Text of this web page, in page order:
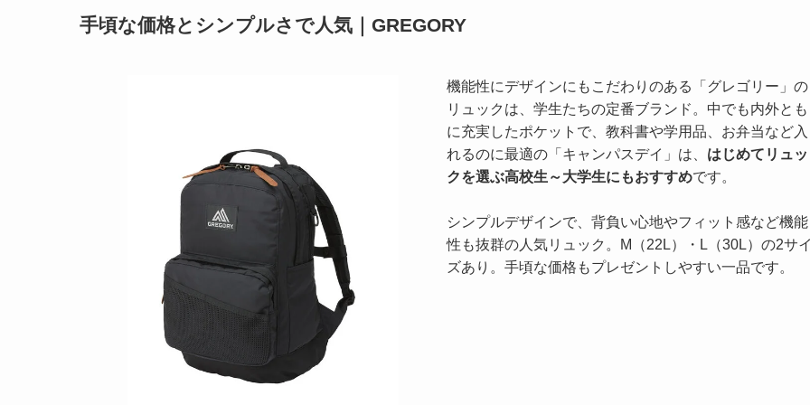
手頃な価格とシンプルさで人気｜GREGORY
機能性にデザインにもこだわりのある「グレゴリー」の
リュックは、学生たちの定番ブランド。中でも内外とも
に充実したポケットで、教科書や学用品、お弁当など入
れるのに最適の「キャンパスデイ」は、 はじめてリュッ
クを選ぶ高校生～大学生にもおすすめです。
シンプルデザインで、背負い心地やフィット感など機能
性も抜群の人気リュック。M（22L）・L（30L）の2サ
ズあり。手頃な価格もプレゼントしやすい一品です。